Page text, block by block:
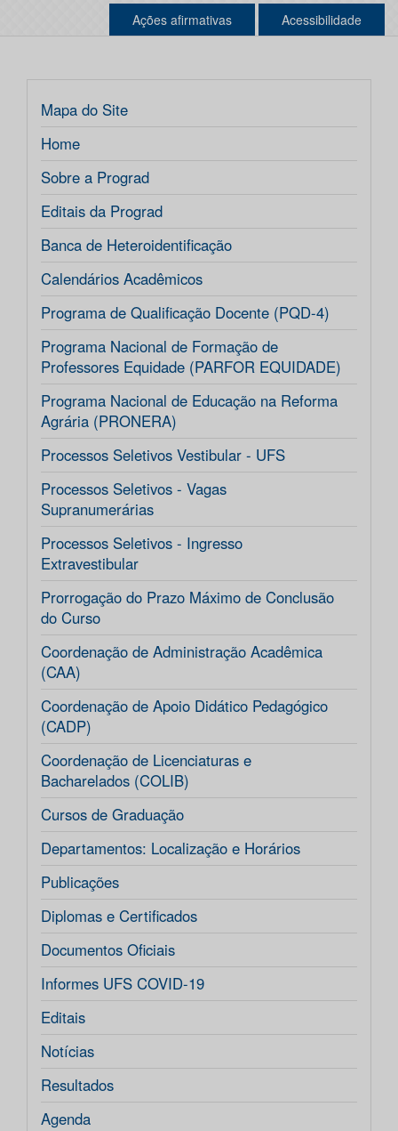
Ações afirmativas Acessibilidade
Mapa do Site
Home
Sobre a Prograd
Editais da Prograd
Banca de Heteroidentificação
Calendários Acadêmicos
Programa de Qualificação Docente (PQD-4)
Programa Nacional de Formação de
Professores Equidade (PARFOR EQUIDADE)
Programa Nacional de Educação na Reforma
Agrária (PRONERA)
Processos Seletivos Vestibular - UFS
Processos Seletivos - Vagas
Supranumerárias
Processos Seletivos - Ingresso
Extravestibular
Prorrogação do Prazo Máximo de Conclusão
do Curso
Coordenação de Administração Acadêmica
(CAA)
Coordenação de Apoio Didático Pedagógico
(CADP)
Coordenação de Licenciaturas e
Bacharelados (COLIB)
Cursos de Graduação
Departamentos: Localização e Horários
Publicações
Diplomas e Certificados
Documentos Oficiais
Informes UFS COVID-19
Editais
Notícias
Resultados
Agenda